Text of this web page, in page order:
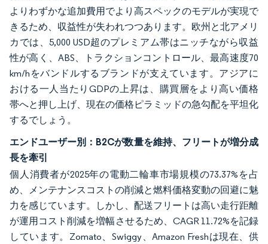
よりわずかな追加費用でより高スペックのモデルが実現で
きるため、収益性が失われつつあります。欧州と北アメリ
カでは、5,000 USD超のプレミアム帯はニッチながら収益
性が高く、ABS、トラクションコントロール、最高速度70
km/hをバンドルするブランドが支えています。アジアに
おける一人当たりGDPの上昇は、購買層をより高い価格
帯へと押し上げ、現在の価格ピラミッドの急勾配を平坦化
するでしょう。
エンドユーザー別：B2Cが数量を維持、フリートが増分成
長を牽引
個人消費者が2025年の電動二輪車市場規模の73.37%を占
め、メンテナンスコストの削減と燃料価格変動の回避に魅
力を感じています。しかし、配送フリートは高い走行距離
が運用コスト削減を増幅させるため、CAGR 11.72%を記録
しています。Zomato、Swiggy、Amazon Freshは現在、供